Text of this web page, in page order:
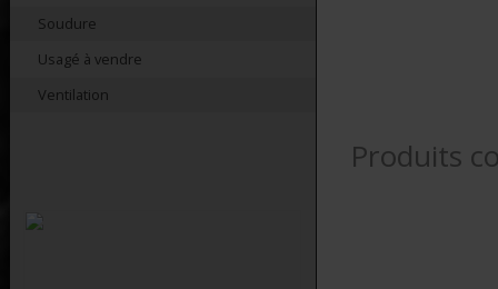
Soudure
Usagé à vendre
Ventilation
Produits